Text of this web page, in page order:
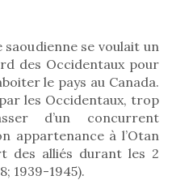
se voulait un
des Occidentaux pour
le pays au Canada.
les Occidentaux, trop
d’un concurrent
appartenance à l’Otan
des alliés durant les 2
1939-1945).